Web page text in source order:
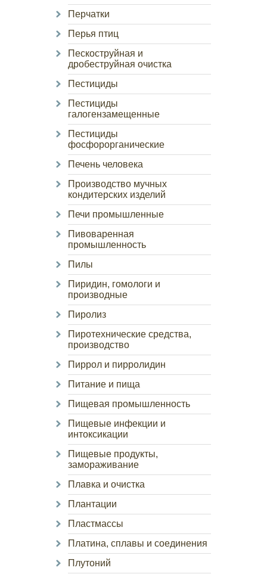
Перчатки
Перья птиц
Пескоструйная и
дробеструйная очистка
Пестициды
Пестициды
галогензамещенные
Пестициды
фосфорорганические
Печень человека
Производство мучных
кондитерских изделий
Печи промышленные
Пивоваренная
промышленность
Пилы
Пиридин, гомологи и
производные
Пиролиз
Пиротехнические средства,
производство
Пиррол и пирролидин
Питание и пища
Пищевая промышленность
Пищевые инфекции и
интоксикации
Пищевые продукты,
замораживание
Плавка и очистка
Плантации
Пластмассы
Платина, сплавы и соединения
Плутоний